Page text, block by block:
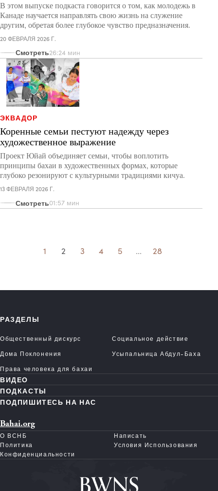
В этом выпуске подкаста говорится о том, как молодежь в
Канаде научается направлять свою жизнь на служение
другим, обретая более глубокое чувство предназначения.
20 ФЕВРАЛЯ 2026 Г.
Смотреть26:24 мин
ЭКВАДОР
Коренные семьи пестуют надежду через
художественное выражение
Проект Юйай объединяет семьи, чтобы воплотить
принципы бахаи в художественных формах, которые
глубоко резонируют с культурными традициями кичуа.
13 ФЕВРАЛЯ 2026 Г.
Смотреть01:57 мин
1 2 3 4 5 ... 28
РАЗДЕЛЫ
Общественный дискурс
Социальное действие
Дома Поклонения
Усыпальница Абдул-Баха
Права человека для бахаи
ВИДЕО
ПОДКАСТЫ
ПОДПИШИТЕСЬ НА НАС
Bahai.org
О ВСНБ
Написать
Политика
Конфиденциальности
Условия Использования